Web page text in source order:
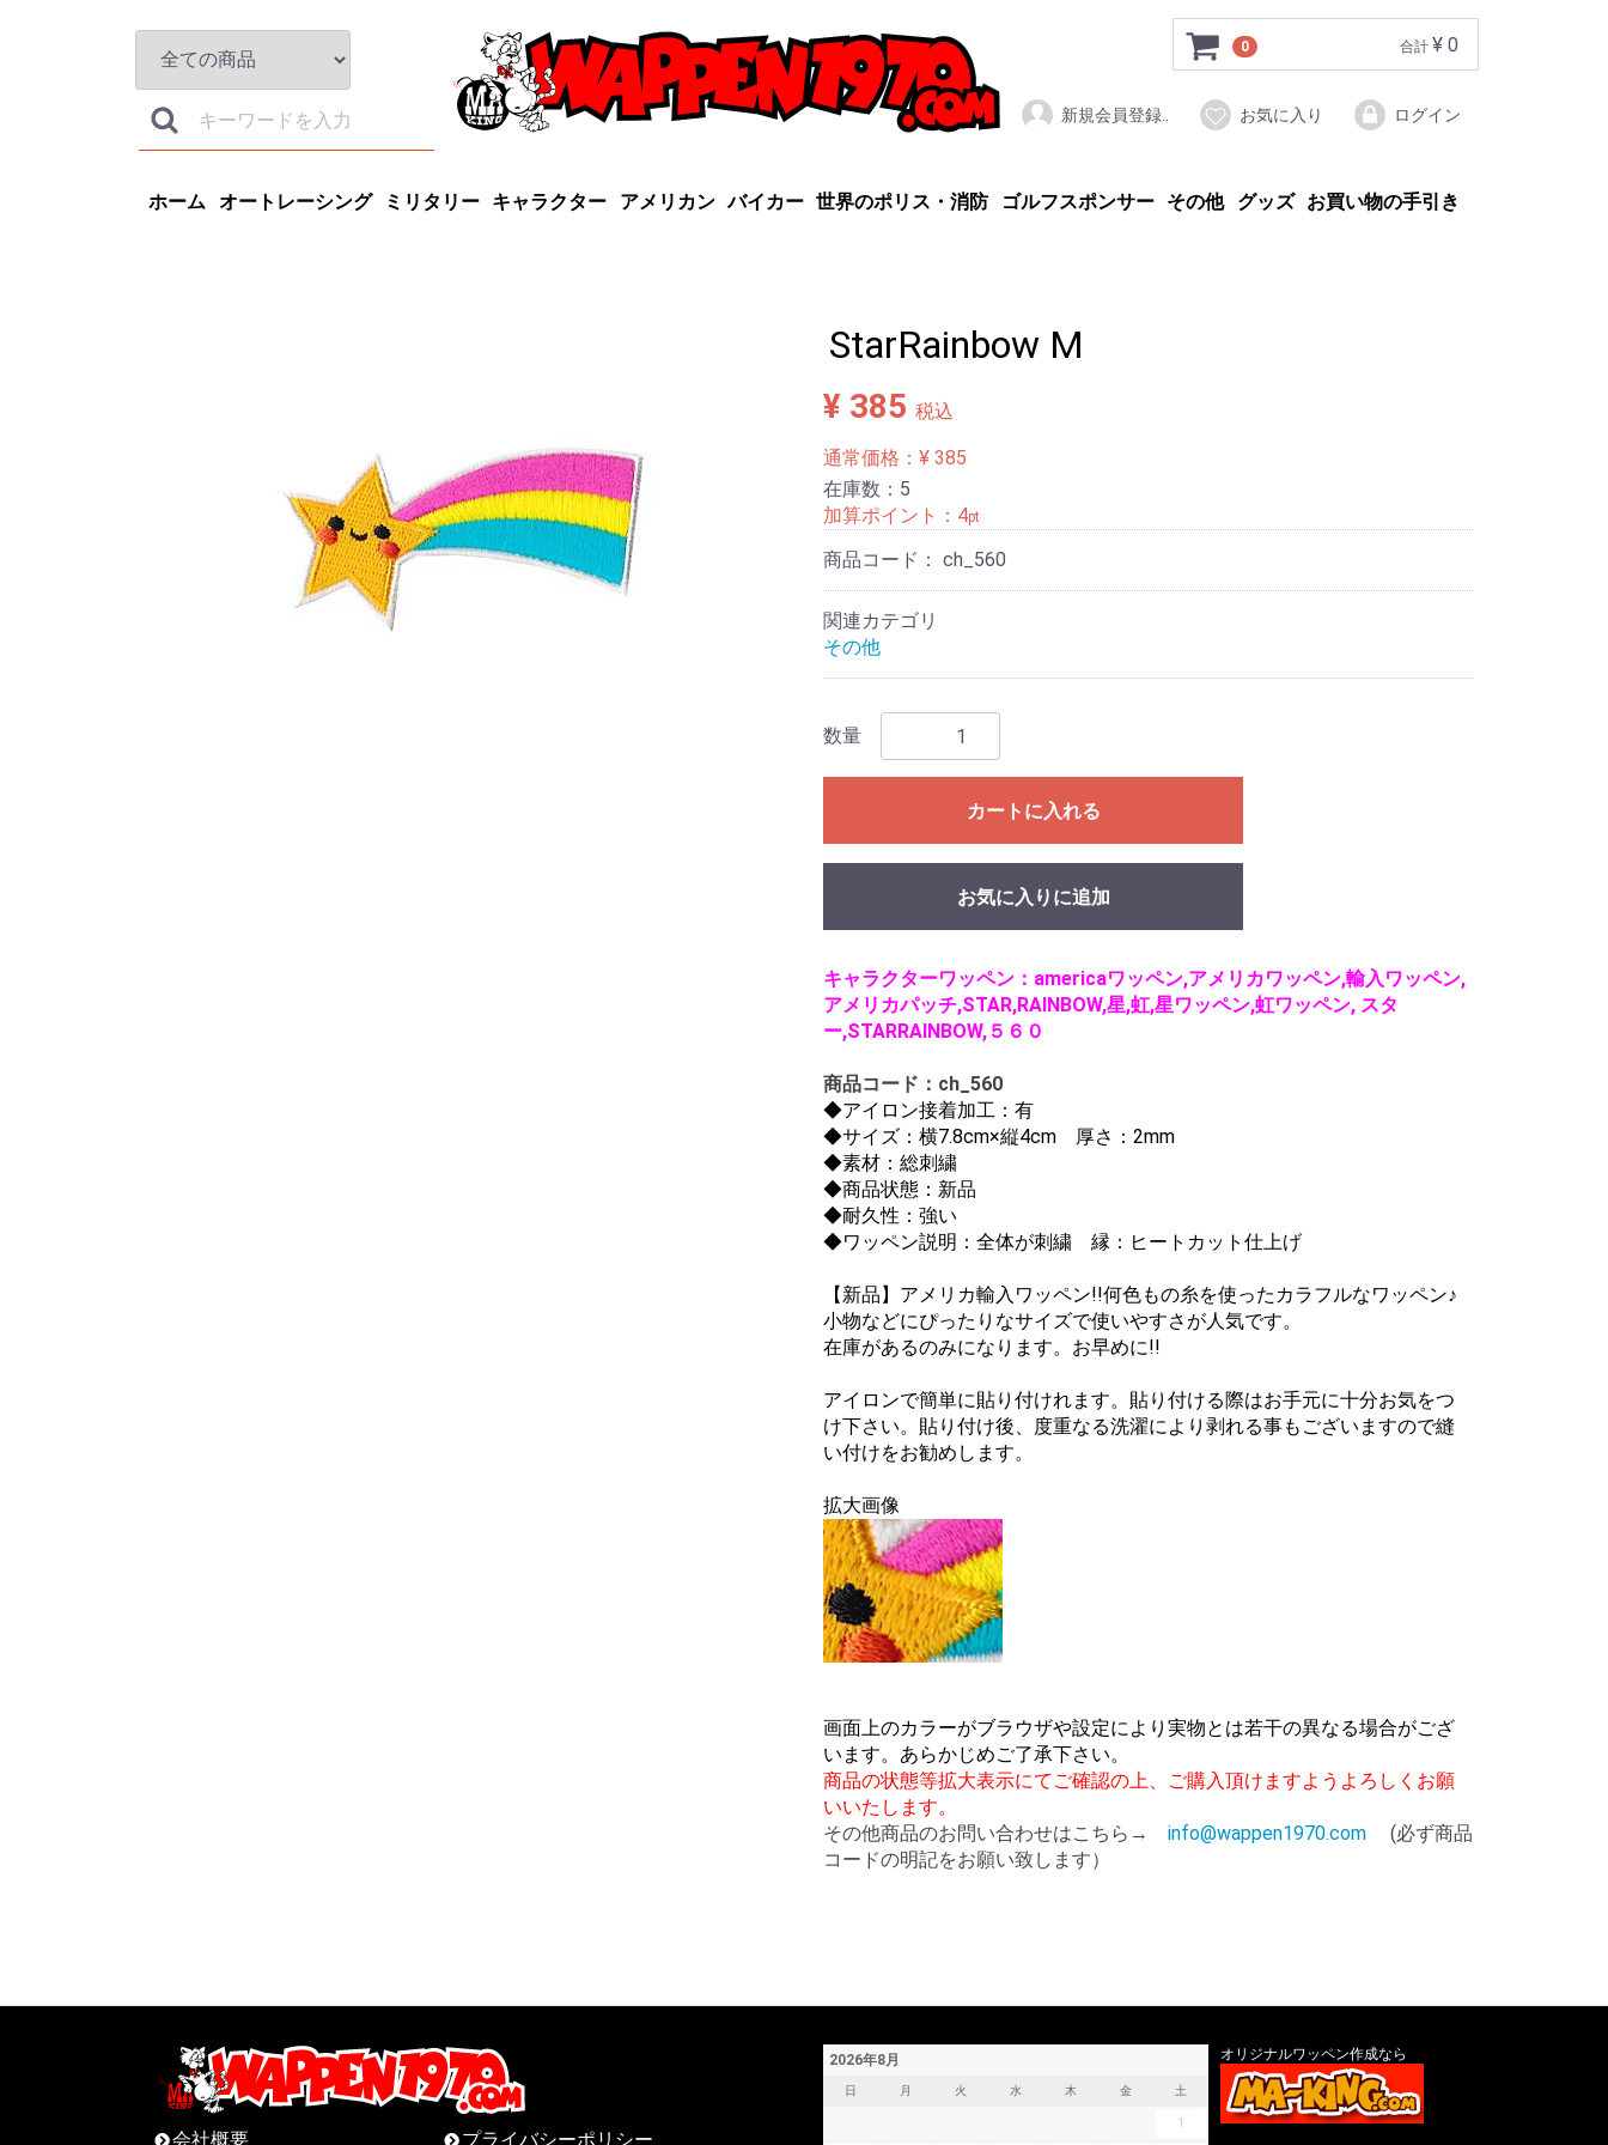
0 合計 ¥ 0
新規会員登録.. お気に入り ログイン
ホーム オートレーシング ミリタリー キャラクター アメリカン バイカー 世界のポリス・消防 ゴルフスポンサー その他 グッズ お買い物の手引き
StarRainbow M
¥ 385 税込
通常価格：¥ 385
在庫数：5
加算ポイント： 4pt
商品コード： ch_560
関連カテゴリ
その他
数量
カートに入れる
お気に入りに追加
キャラクターワッペン：americaワッペン,アメリカワッペン,輸入ワッペン,
アメリカパッチ,STAR,RAINBOW,星,虹,星ワッペン,虹ワッペン, スタ
ー,STARRAINBOW,５６０
商品コード：ch_560
◆アイロン接着加工：有
◆サイズ：横7.8cm×縦4cm 厚さ：2mm
◆素材：総刺繍
◆商品状態：新品
◆耐久性：強い
◆ワッペン説明：全体が刺繍 縁：ヒートカット仕上げ
【新品】アメリカ輸入ワッペン!!何色もの糸を使ったカラフルなワッペン♪
小物などにぴったりなサイズで使いやすさが人気です。
在庫があるのみになります。お早めに!!
アイロンで簡単に貼り付けれます。貼り付ける際はお手元に十分お気をつ
け下さい。貼り付け後、度重なる洗濯により剥れる事もございますので縫
い付けをお勧めします。
拡大画像
画面上のカラーがブラウザや設定により実物とは若干の異なる場合がござ
います。あらかじめご了承下さい。
商品の状態等拡大表示にてご確認の上、ご購入頂けますようよろしくお願
いいたします。
その他商品のお問い合わせはこちら→ info@wappen1970.com (必ず商品
コードの明記をお願い致します）
会社概要 プライバシーポリシー
2026年8月
日 月 火 水 木 金 土
1
オリジナルワッペン作成なら